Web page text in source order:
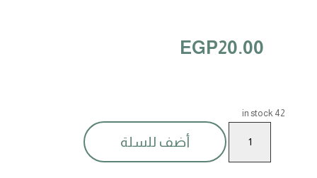
EGP20.00
42 in stock
رمضان
أضف للسلة